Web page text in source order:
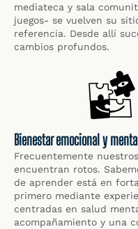
mediateca y sala
juegos- se vuelven su
referencia. Desde allí
cambios profundos.
Bienestar emocional y
Frecuentemente
encuentran rotos.
de aprender está en
primero mediante
centradas en salud
acompañamiento y una